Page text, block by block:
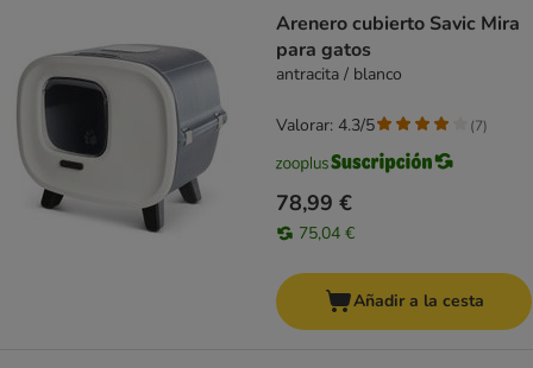
Arenero cubierto Savic Mira
para gatos
antracita / blanco
78,99 €
75,04 €
Valorar: 4.3/5 (7)
Añadir a la cesta